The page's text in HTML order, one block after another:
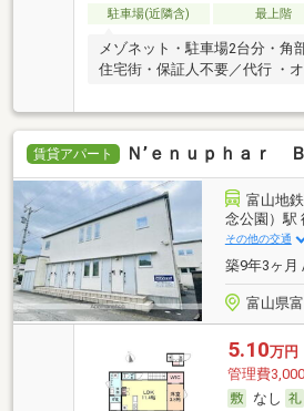
駐車場(近隣含)
最上階
メゾネット・駐車場2台分・角
住宅街・保証人不要／代行 ・
賃貸アパート Ｎ’ｅｎｕｐｈａｒ
富山地
念公園）駅
その他の交通
築9年3ヶ月
富山県
5.10万円
管理費
なし